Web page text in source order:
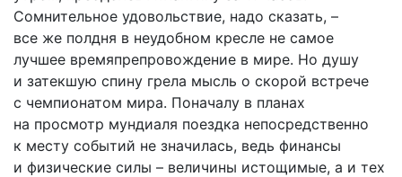
Сомнительное удовольствие, надо сказать, –
все же полдня в неудобном кресле не самое
лучшее времяпрепровождение в мире. Но душу
и затекшую спину грела мысль о скорой встрече
с чемпионатом мира. Поначалу в планах
на просмотр мундиаля поездка непосредственно
к месту событий не значилась, ведь финансы
и физические силы – величины истощимые, а и тех